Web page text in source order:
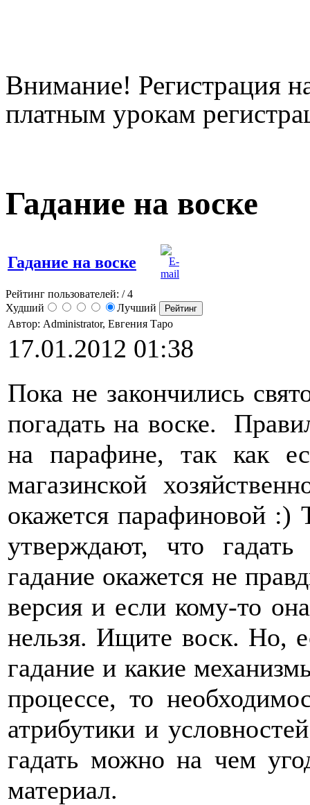
Внимание! Регистрация
платным урокам
Гадание на воске
Гадание на воске
Рейтинг пользователей: / 4
Худший
Лучший
Автор: Administrator, Евгения Таро
17.01.2012 01:38
Пока не закончились
погадать на воске.
на парафине, так как
магазинской
окажется парафиновой :)
утверждают, что
гадание окажется не
версия и если кому-то
нельзя. Ищите воск. Но,
гадание и какие
процессе, то
атрибутики и
гадать можно на чем
материал.